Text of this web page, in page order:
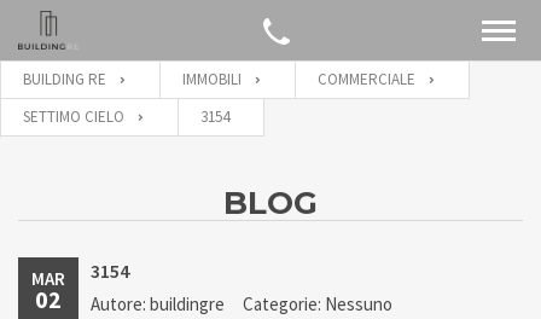
BUILDING RE IMMOBILI
COMMERCIALE
SETTIMO CIELO
3154
BLOG
MAR
02
3154
Autore: buildingre Categorie: Nessuno